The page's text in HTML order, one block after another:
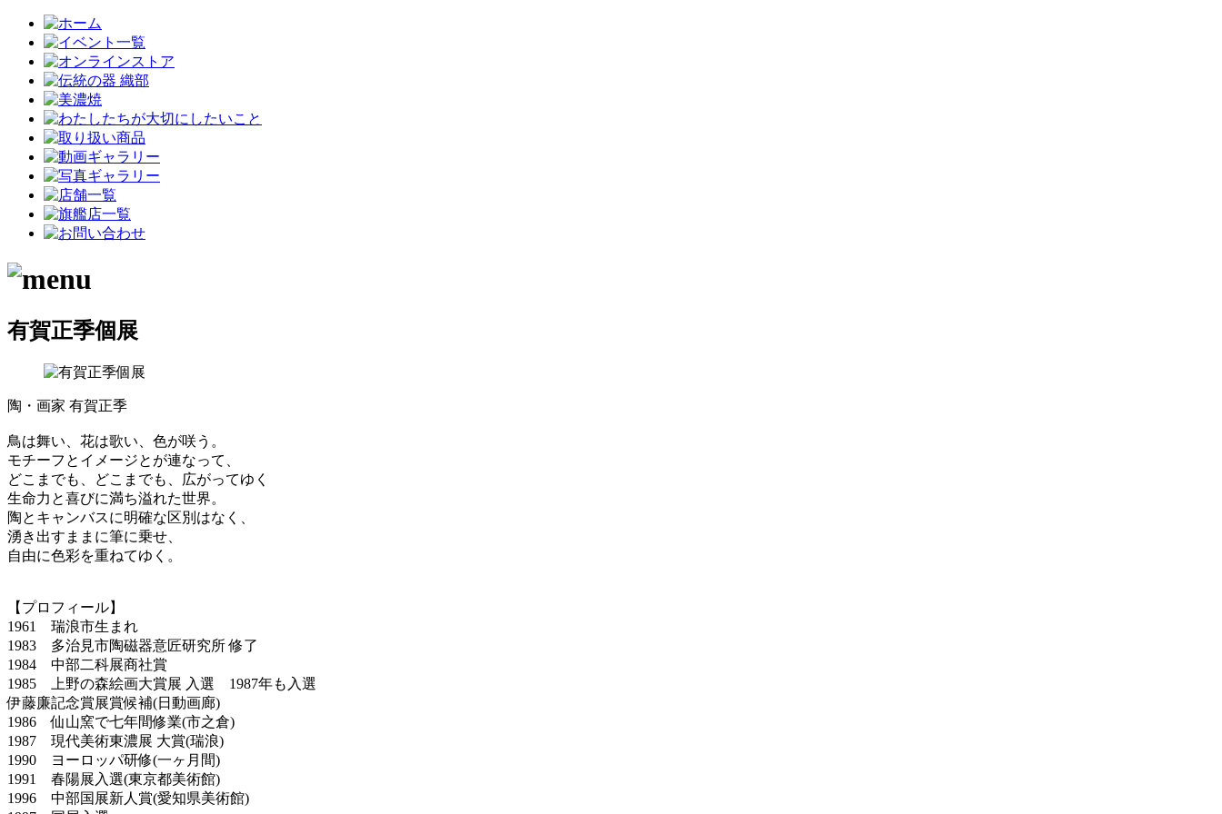
有賀正季個展
陶・画家 有賀正季
鳥は舞い、花は歌い、色が咲う。
モチーフとイメージとが連なって、
どこまでも、どこまでも、広がってゆく
生命力と喜びに満ち溢れた世界。
陶とキャンバスに明確な区別はなく、
湧き出すままに筆に乗せ、
自由に色彩を重ねてゆく。
【プロフィール】
1961 瑞浪市生まれ
1983 多治見市陶磁器意匠研究所 修了
1984 中部二科展商社賞
1985 上野の森絵画大賞展 入選 1987年も入選
伊藤廉記念賞展賞候補(日動画廊)
1986 仙山窯で七年間修業(市之倉)
1987 現代美術東濃展 大賞(瑞浪)
1990 ヨーロッパ研修(一ヶ月間)
1991 春陽展入選(東京都美術館)
1996 中部国展新人賞(愛知県美術館)